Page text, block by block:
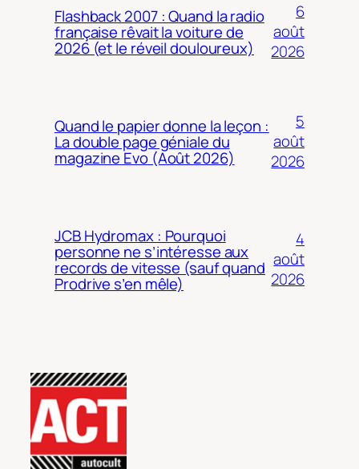
Flashback 2007 : Quand la radio
française rêvait la voiture de
2026 (et le réveil douloureux)
6
août
2026
Quand le papier donne la leçon :
La double page géniale du
magazine Evo (Août 2026)
5
août
2026
JCB Hydromax : Pourquoi
personne ne s’intéresse aux
records de vitesse (sauf quand
Prodrive s’en mêle)
4
août
2026